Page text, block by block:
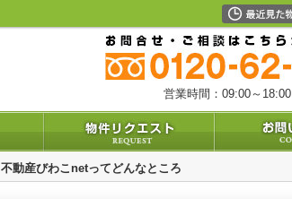
営業時間：09:00～18:00
不動産びわこnetってどんなところ